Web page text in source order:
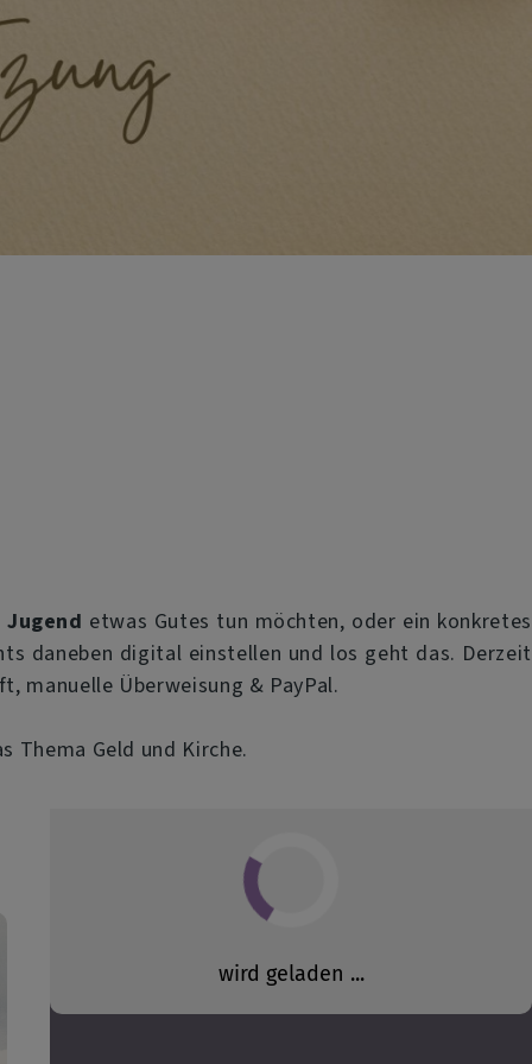
Jugend etwas Gutes tun möchten, oder ein konkretes
daneben digital einstellen und los geht das. Derzeit
manuelle Überweisung & PayPal.
Thema Geld und Kirche.